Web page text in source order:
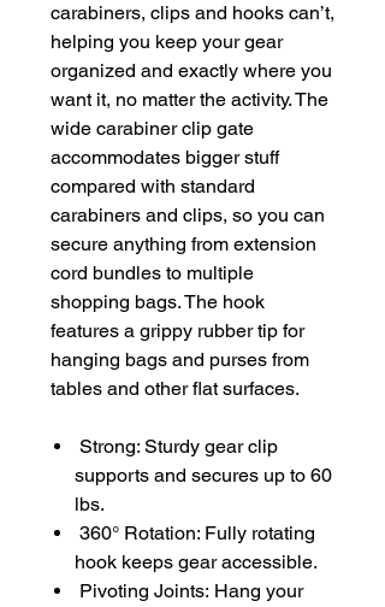
carabiners, clips and hooks can’t,
helping you keep your gear
organized and exactly where you
want it, no matter the activity. The
wide carabiner clip gate
accommodates bigger stuff
compared with standard
carabiners and clips, so you can
secure anything from extension
cord bundles to multiple
shopping bags. The hook
features a grippy rubber tip for
hanging bags and purses from
tables and other flat surfaces.
Strong: Sturdy gear clip
supports and secures up to 60
lbs.
360° Rotation: Fully rotating
hook keeps gear accessible.
Pivoting Joints: Hang your